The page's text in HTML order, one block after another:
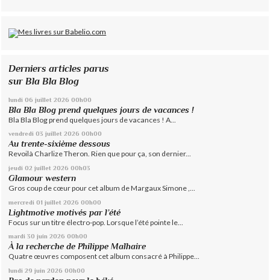
Derniers articles parus
sur Bla Bla Blog
lundi 06 juillet 2026 00h00
Bla Bla Blog prend quelques jours de vacances !
Bla Bla Blog prend quelques jours de vacances ! A...
vendredi 03 juillet 2026 00h00
Au trente-sixième dessous
Revoilà Charlize Theron. Rien que pour ça, son dernier...
jeudi 02 juillet 2026 00h03
Glamour western
Gros coup de cœur pour cet album de Margaux Simone ,...
mercredi 01 juillet 2026 00h00
Lightmotive motivés par l’été
Focus sur un titre électro-pop. Lorsque l’été pointe le...
mardi 30 juin 2026 00h00
À la recherche de Philippe Malhaire
Quatre œuvres composent cet album consacré à Philippe...
lundi 29 juin 2026 00h00